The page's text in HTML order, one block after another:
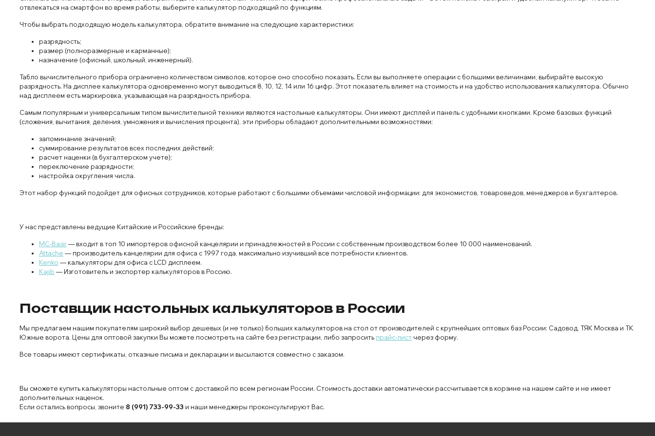
отвлекаться на смартфон во время работы, выберите калькулятор подходящий по функциям.
Чтобы выбрать подходящую модель калькулятора, обратите внимание на следующие характеристики:
разрядность;
размер (полноразмерные и карманные);
назначение (офисный, школьный, инженерный).
Табло вычислительного прибора ограничено количеством символов, которое оно способно показать. Если вы выполняете операции с большими величинами, выбирайте высокую
разрядность. На дисплее калькулятора одновременно могут выводиться 8, 10, 12, 14 или 16 цифр. Этот показатель влияет на стоимость и на удобство использования калькулятора. Обычно
над дисплеем есть маркировка, указывающая на разрядность прибора.
Самым популярным и универсальным типом вычислительной техники являются настольные калькуляторы. Они имеют дисплей и панель с удобными кнопками. Кроме базовых функций
(сложения, вычитания, деления, умножения и вычисления процента), эти приборы обладают дополнительными возможностями:
запоминание значений;
суммирование результатов всех последних действий;
расчет наценки (в бухгалтерском учете);
переключение разрядности;
настройка округления числа.
Этот набор функций подойдет для офисных сотрудников, которые работают с большими объемами числовой информации: для экономистов, товароведов, менеджеров и бухгалтеров.
У нас представлены ведущие Китайские и Российские бренды:
MC-Basir— входит в топ 10 импортеров офисной канцелярии и принадлежностей в России с собственным производством более 10 000 наименований.
Attache — производитель канцелярии для офиса с 1997 года, максимально изучивший все потребности клиентов.
Kenko — калькуляторы для офиса с LCD дисплеем.
Kajib — Изготовитель и экспортер калькуляторов в Россию.
Поставщик настольных калькуляторов в России
Мы предлагаем нашим покупателям широкий выбор дешевых (и не только) больших калькуляторов на стол от производителей с крупнейших оптовых баз России: Садовод, ТЯК Москва и ТК
Южные ворота. Цены для оптовой закупки Вы можете посмотреть на сайте без регистрации, либо запросить прайс-лист через форму.
Все товары имеют сертификаты, отказные письма и декларации и высылаются совместно с заказом.
Вы сможете купить калькуляторы настольные оптом с доставкой по всем регионам России. Стоимость доставки автоматически рассчитывается в корзине на нашем сайте и не имеет
дополнительных наценок.
Если остались вопросы, звоните 8 (991) 733-99-33 и наши менеджеры проконсультируют Вас.